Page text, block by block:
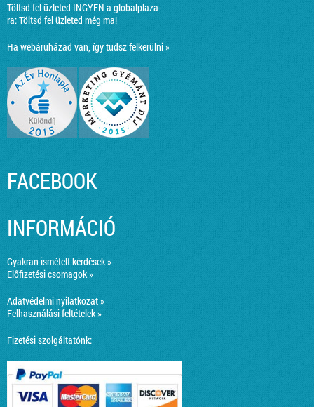
Töltsd fel üzleted INGYEN a globalplaza-
ra:Töltsd fel üzleted még ma!
Ha webáruházad van, így tudsz felkerülni »
FACEBOOK
INFORMÁCIÓ
Gyakran ismételt kérdések »
Előfizetési csomagok »
Adatvédelmi nyilatkozat »
Felhasználási feltételek »
Fizetési szolgáltatónk: